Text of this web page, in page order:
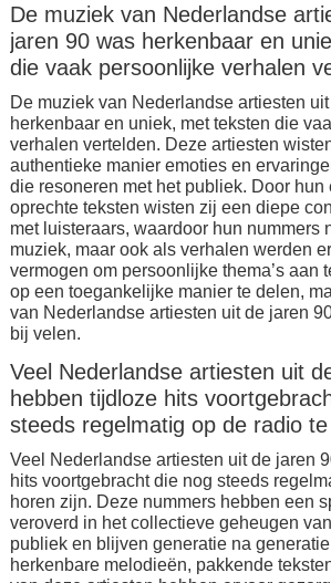
De muziek van Nederlandse
jaren 90 was herkenbaar en
die vaak persoonlijke verhalen
De muziek van Nederlandse artiesten
herkenbaar en uniek, met teksten die
verhalen vertelden. Deze artiesten
authentieke manier emoties en
die resoneren met het publiek. Door hun
oprechte teksten wisten zij een diepe
met luisteraars, waardoor hun nummers
muziek, maar ook als verhalen werden
vermogen om persoonlijke thema’s aan
op een toegankelijke manier te delen,
van Nederlandse artiesten uit de jaren
bij velen.
Veel Nederlandse artiesten uit
hebben tijdloze hits
steeds regelmatig op de radio
Veel Nederlandse artiesten uit de jaren
hits voortgebracht die nog steeds
horen zijn. Deze nummers hebben een
veroverd in het collectieve geheugen
publiek en blijven generatie na
herkenbare melodieën, pakkende